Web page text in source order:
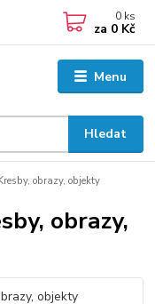
Menu
Hledat
0 ks
za 0 Kč
obrazy, objekty
obrazy,